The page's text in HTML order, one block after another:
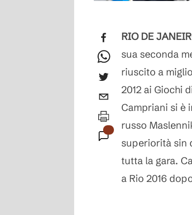
RIO DE
sua seconda
riuscito a
2012 ai Giochi
Campriani si è
russo
superiorità sin
tutta la gara.
a Rio 2016